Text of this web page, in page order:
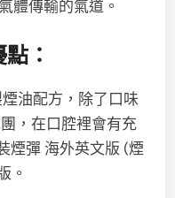
體傳輸的氣道。
：
油配方，除了口味
，在口腔裡會有充
煙彈 海外英文版 (煙
。